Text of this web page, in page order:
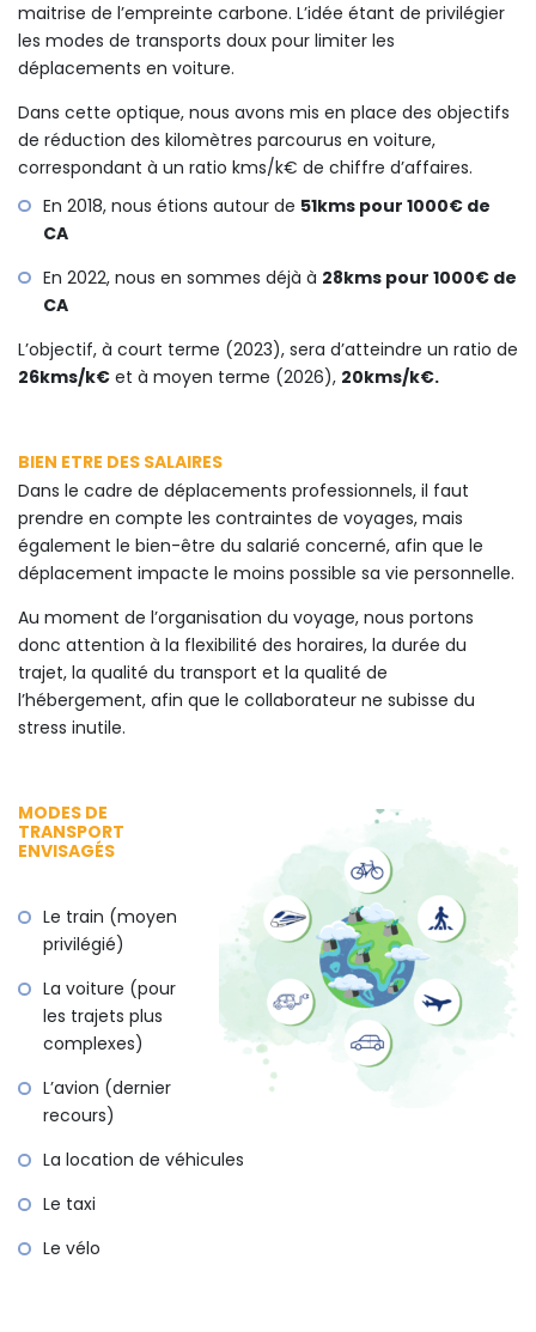
maitrise de l’empreinte carbone. L’idée étant de privilégier
les modes de transports doux pour limiter les
déplacements en voiture.
Dans cette optique, nous avons mis en place des objectifs
de réduction des kilomètres parcourus en voiture,
correspondant à un ratio kms/k€ de chiffre d’affaires.
En 2018, nous étions autour de 51kms pour 1000€ de
CA
En 2022, nous en sommes déjà à 28kms pour 1000€ de
CA
L’objectif, à court terme (2023), sera d’atteindre un ratio de
26kms/k€ et à moyen terme (2026), 20kms/k€.
BIEN ETRE DES SALAIRES
Dans le cadre de déplacements professionnels, il faut
prendre en compte les contraintes de voyages, mais
également le bien-être du salarié concerné, afin que le
déplacement impacte le moins possible sa vie personnelle.
Au moment de l’organisation du voyage, nous portons
donc attention à la flexibilité des horaires, la durée du
trajet, la qualité du transport et la qualité de
l’hébergement, afin que le collaborateur ne subisse du
stress inutile.
MODES DE
TRANSPORT
ENVISAGÉS
Le train (moyen
privilégié)
La voiture (pour
les trajets plus
complexes)
L’avion (dernier
recours)
La location de véhicules
Le taxi
Le vélo